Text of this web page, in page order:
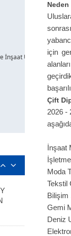
Üni.
için
Çift
2026 -
İnşaat
Moda
Tekstil
Bilişim
Gemi
Deniz